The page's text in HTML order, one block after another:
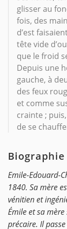
glisser au
fois, des
d’est
tête vide
que le froid
Depuis une
gauche, à
des feux
et comme
crainte ;
de se
Biographie
Emile-Edouard-
1840. Sa mère
vénitien et
Émile et sa
précaire. Il